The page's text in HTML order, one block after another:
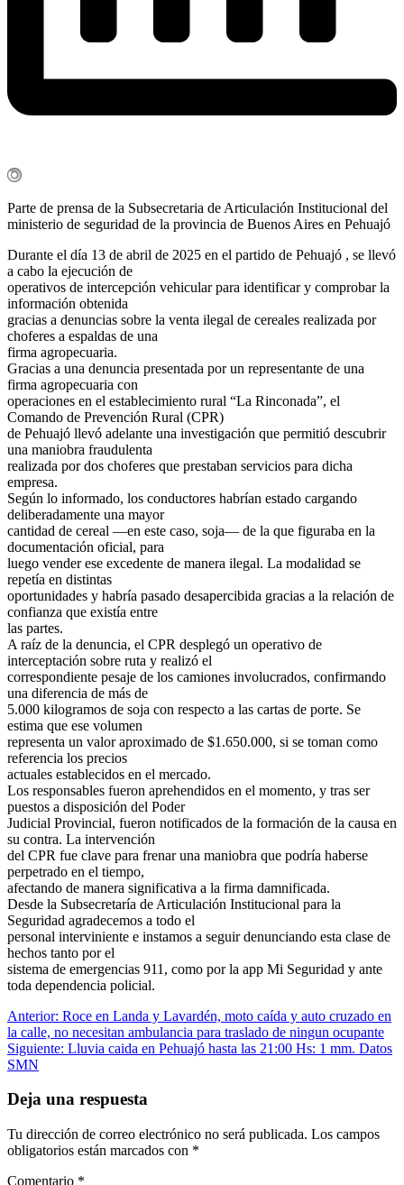
Parte de prensa de la Subsecretaria de Articulación Institucional del
ministerio de seguridad de la provincia de Buenos Aires en Pehuajó
Durante el día 13 de abril de 2025 en el partido de Pehuajó , se llevó
a cabo la ejecución de
operativos de intercepción vehicular para identificar y comprobar la
información obtenida
gracias a denuncias sobre la venta ilegal de cereales realizada por
choferes a espaldas de una
firma agropecuaria.
Gracias a una denuncia presentada por un representante de una
firma agropecuaria con
operaciones en el establecimiento rural “La Rinconada”, el
Comando de Prevención Rural (CPR)
de Pehuajó llevó adelante una investigación que permitió descubrir
una maniobra fraudulenta
realizada por dos choferes que prestaban servicios para dicha
empresa.
Según lo informado, los conductores habrían estado cargando
deliberadamente una mayor
cantidad de cereal —en este caso, soja— de la que figuraba en la
documentación oficial, para
luego vender ese excedente de manera ilegal. La modalidad se
repetía en distintas
oportunidades y habría pasado desapercibida gracias a la relación de
confianza que existía entre
las partes.
A raíz de la denuncia, el CPR desplegó un operativo de
interceptación sobre ruta y realizó el
correspondiente pesaje de los camiones involucrados, confirmando
una diferencia de más de
5.000 kilogramos de soja con respecto a las cartas de porte. Se
estima que ese volumen
representa un valor aproximado de $1.650.000, si se toman como
referencia los precios
actuales establecidos en el mercado.
Los responsables fueron aprehendidos en el momento, y tras ser
puestos a disposición del Poder
Judicial Provincial, fueron notificados de la formación de la causa en
su contra. La intervención
del CPR fue clave para frenar una maniobra que podría haberse
perpetrado en el tiempo,
afectando de manera significativa a la firma damnificada.
Desde la Subsecretaría de Articulación Institucional para la
Seguridad agradecemos a todo el
personal interviniente e instamos a seguir denunciando esta clase de
hechos tanto por el
sistema de emergencias 911, como por la app Mi Seguridad y ante
toda dependencia policial.
Navegación
de
entradas
Anterior: Roce en Landa y Lavardén, moto caída y auto cruzado en
la calle, no necesitan ambulancia para traslado de ningun ocupante
Siguiente: Lluvia caida en Pehuajó hasta las 21:00 Hs: 1 mm. Datos
SMN
Deja una respuesta
Tu dirección de correo electrónico no será publicada. Los campos
obligatorios están marcados con *
Comentario *